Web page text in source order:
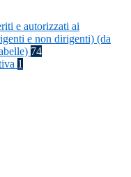
e autorizzati ai
e non dirigenti) (da
74
1